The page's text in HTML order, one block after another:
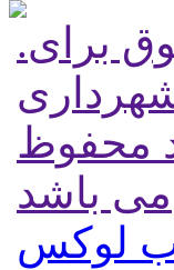
.تمامی حقوق برای
شهرداری
محفوظ
می باشد
لوکس